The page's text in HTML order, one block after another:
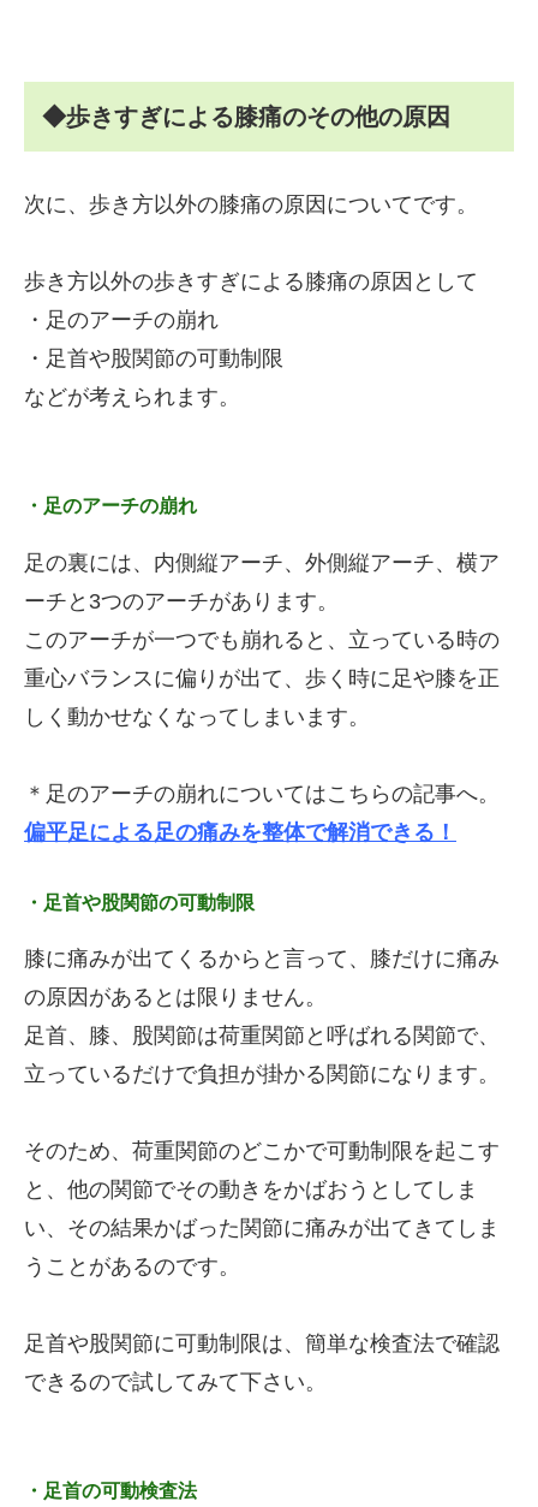
◆歩きすぎによる膝痛のその他の原因
次に、歩き方以外の膝痛の原因についてです。
歩き方以外の歩きすぎによる膝痛の原因として
・足のアーチの崩れ
・足首や股関節の可動制限
などが考えられます。
・足のアーチの崩れ
足の裏には、内側縦アーチ、外側縦アーチ、横ア
ーチと3つのアーチがあります。
このアーチが一つでも崩れると、立っている時の
重心バランスに偏りが出て、歩く時に足や膝を正
しく動かせなくなってしまいます。
＊足のアーチの崩れについてはこちらの記事へ。
偏平足による足の痛みを整体で解消できる！
・足首や股関節の可動制限
膝に痛みが出てくるからと言って、膝だけに痛み
の原因があるとは限りません。
足首、膝、股関節は荷重関節と呼ばれる関節で、
立っているだけで負担が掛かる関節になります。
そのため、荷重関節のどこかで可動制限を起こす
と、他の関節でその動きをかばおうとしてしま
い、その結果かばった関節に痛みが出てきてしま
うことがあるのです。
足首や股関節に可動制限は、簡単な検査法で確認
できるので試してみて下さい。
・足首の可動検査法